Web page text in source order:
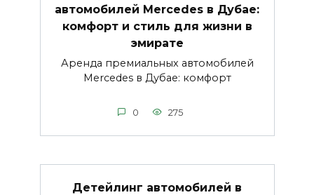
автомобилей Mercedes в Дубае:
комфорт и стиль для жизни в
эмирате
Аренда премиальных автомобилей
Mercedes в Дубае: комфорт
0 275
Детейлинг автомобилей в